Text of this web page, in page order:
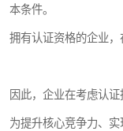
本条件。
拥有认证资格的企业，
因此，企业在考虑认
为提升核心竞争力、实